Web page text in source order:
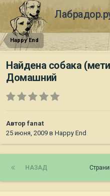
Happy End
Найдена собака
Домашний
Автор fanat
25 июня, 2009 в Happy End
НАЗАД